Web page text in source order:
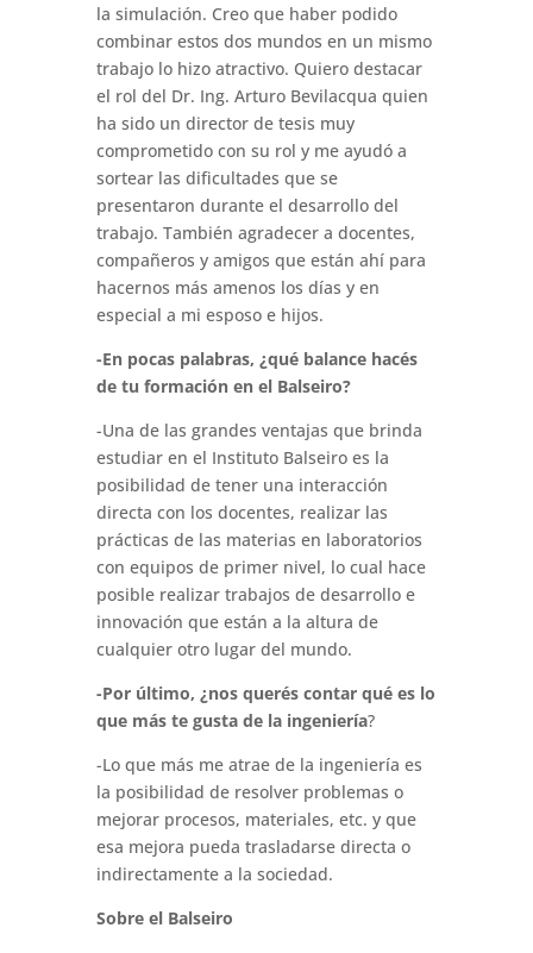
la simulación. Creo que haber podido
combinar estos dos mundos en un mismo
trabajo lo hizo atractivo. Quiero destacar
el rol del Dr. Ing. Arturo Bevilacqua quien
ha sido un director de tesis muy
comprometido con su rol y me ayudó a
sortear las dificultades que se
presentaron durante el desarrollo del
trabajo. También agradecer a docentes,
compañeros y amigos que están ahí para
hacernos más amenos los días y en
especial a mi esposo e hijos.
-En pocas palabras, ¿qué balance hacés
de tu formación en el Balseiro?
-Una de las grandes ventajas que brinda
estudiar en el Instituto Balseiro es la
posibilidad de tener una interacción
directa con los docentes, realizar las
prácticas de las materias en laboratorios
con equipos de primer nivel, lo cual hace
posible realizar trabajos de desarrollo e
innovación que están a la altura de
cualquier otro lugar del mundo.
-Por último, ¿nos querés contar qué es lo
que más te gusta de la ingeniería?
-Lo que más me atrae de la ingeniería es
la posibilidad de resolver problemas o
mejorar procesos, materiales, etc. y que
esa mejora pueda trasladarse directa o
indirectamente a la sociedad.
Sobre el Balseiro